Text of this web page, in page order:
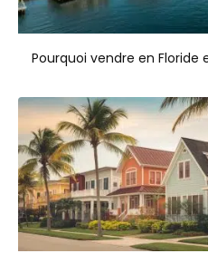
Pourquoi vendre en Floride